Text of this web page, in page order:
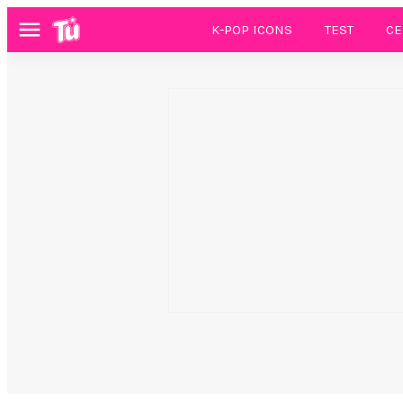
Menú K-POP ICONS TEST